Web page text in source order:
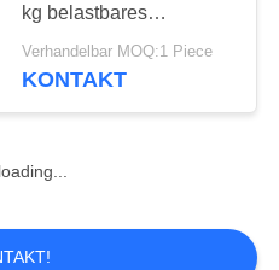
41
kg belastbares
Mecanum-Rad 152 mm
Verhandelbar MOQ:1 Piece
KONTAKT
loading...